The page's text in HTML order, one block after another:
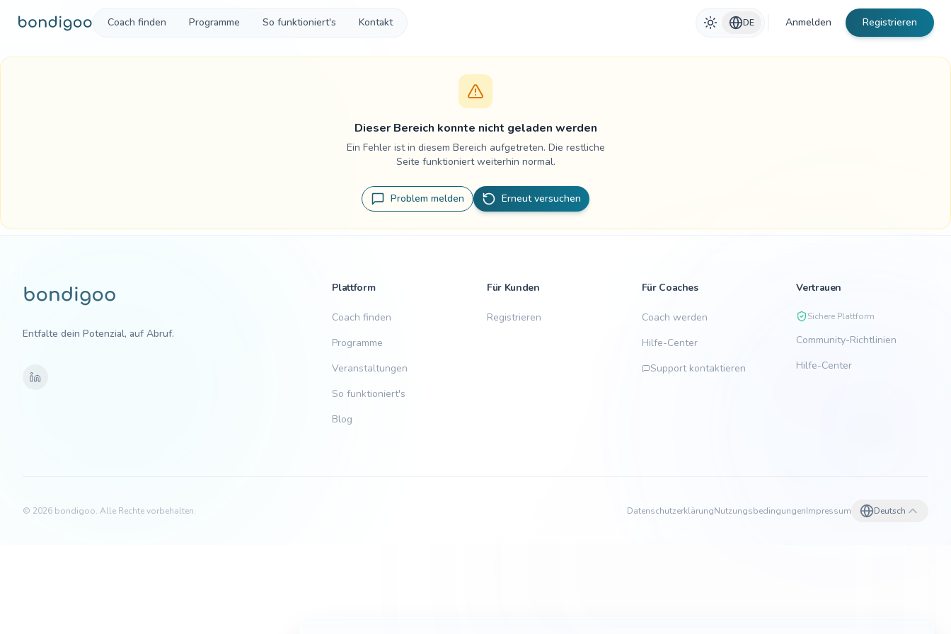
Coach finden Programme So funktioniert's Kontakt DE Anmelden Registrieren
Dieser Bereich konnte nicht geladen werden
Ein Fehler ist in diesem Bereich aufgetreten. Die restliche
Seite funktioniert weiterhin normal.
Problem melden Erneut versuchen
Entfalte dein Potenzial, auf Abruf.
Plattform
Coach finden
Programme
Veranstaltungen
So funktioniert's
Blog
Für Kunden
Registrieren
Für Coaches
Coach werden
Hilfe-Center
Support kontaktieren
Vertrauen
Sichere Plattform
Community-Richtlinien
Hilfe-Center
© 2026 bondigoo. Alle Rechte vorbehalten. DatenschutzerklärungNutzungsbedingungenImpressum Deutsch